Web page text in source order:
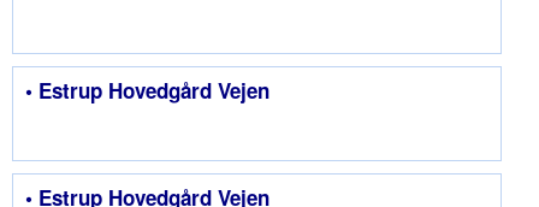
• Estrup Hovedgård Vejen
• Estrup Hovedgård Vejen